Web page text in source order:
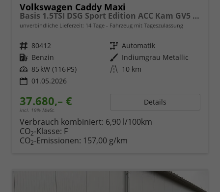
Volkswagen Caddy Maxi
Basis 1.5TSI DSG Sport Edition ACC Kam GV5 App AHK Reling
unverbindliche Lieferzeit: 14 Tage Fahrzeug mit Tageszulassung
Fahrzeugnr. 80412 Getriebe Automatik
Kraftstoff Benzin Außenfarbe Indiumgrau Metallic
Leistung 85 kW (116 PS) Kilometerstand 10 km
01.05.2026
37.680,– €
incl. 19% MwSt.
Details
Verbrauch kombiniert: 6,90 l/100km
CO2-Klasse: F
CO2-Emissionen: 157,00 g/km